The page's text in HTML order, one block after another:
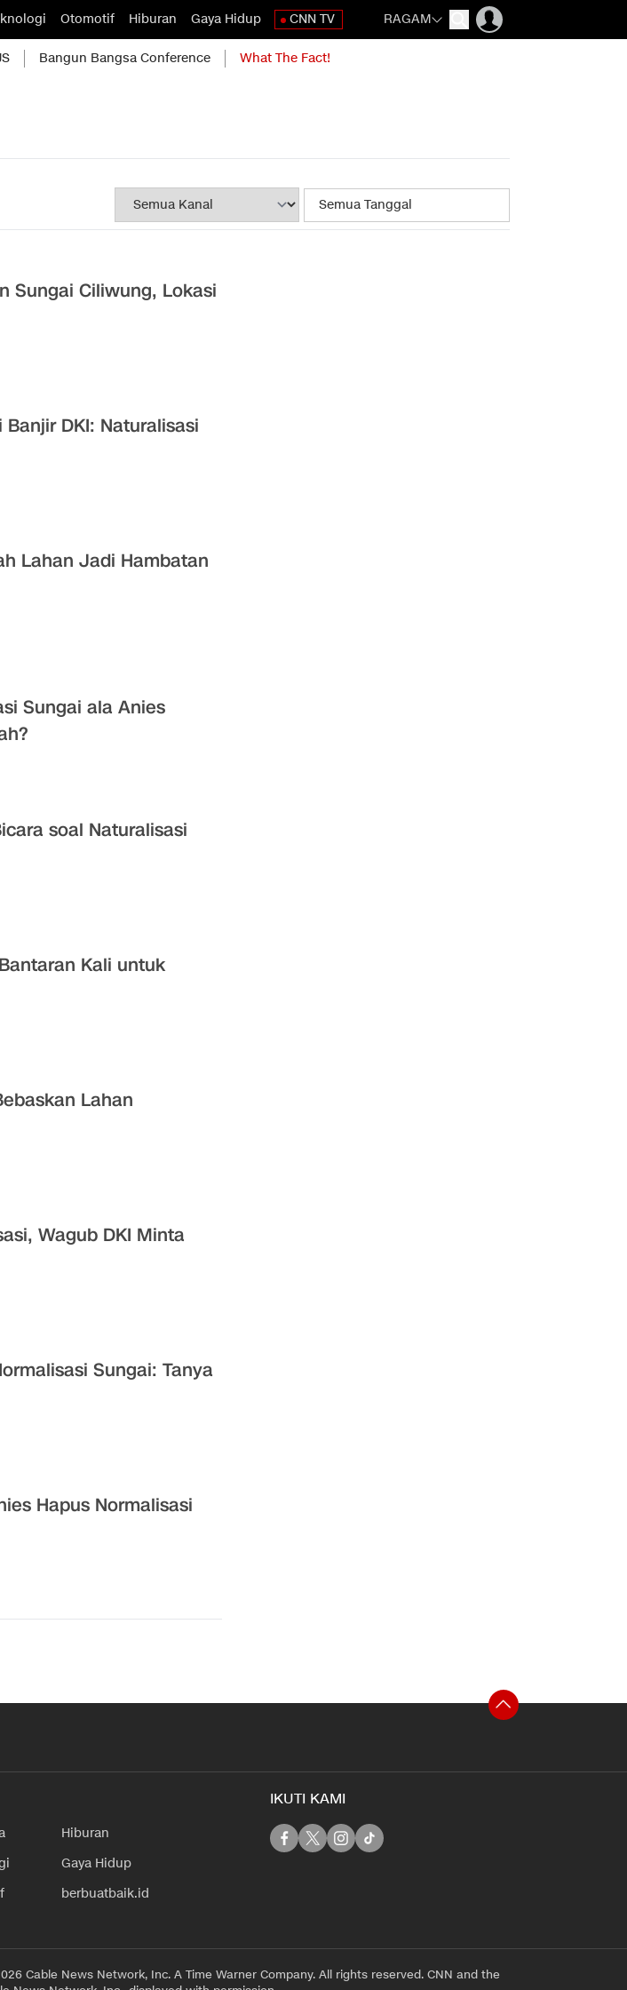
Otomotif Hiburan Gaya Hidup CNN TV RAGAM
Bangun Bangsa Conference What The Fact!
Sungai Ciliwung, Lokasi
DKI: Naturalisasi
Lahan Jadi Hambatan
Sungai ala Anies
soal Naturalisasi
Kali untuk
Lahan
Wagub DKI Minta
Sungai: Tanya
Hapus Normalisasi
Hiburan
Gaya Hidup
berbuatbaik.id
IKUTI KAMI
Cable News Network, Inc. A Time Warner Company. All rights reserved. CNN and the